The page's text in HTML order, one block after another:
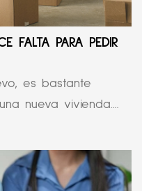
FALTA PARA PEDIR
es bastante
nueva vivienda....